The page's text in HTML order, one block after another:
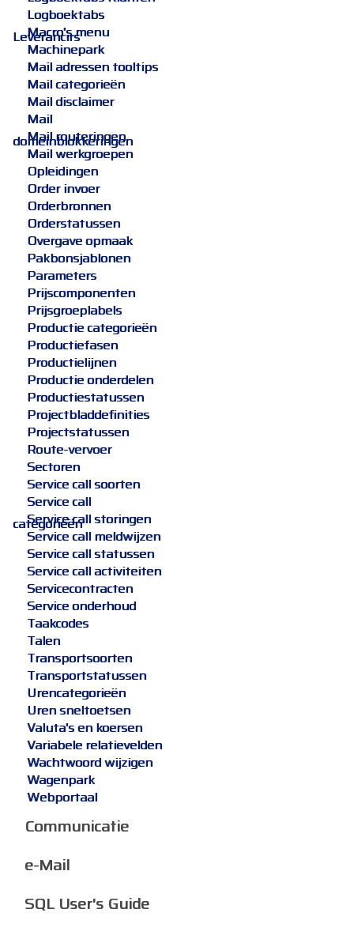
Logboektabs
Leverancirs
Macro's menu
Machinepark
Mail adressen tooltips
Mail categorieën
Mail disclaimer
Mail
domeinblokkeringen
Mail routeringen
Mail werkgroepen
Opleidingen
Order invoer
Orderbronnen
Orderstatussen
Overgave opmaak
Pakbonsjablonen
Parameters
Prijscomponenten
Prijsgroeplabels
Productie categorieën
Productiefasen
Productielijnen
Productie onderdelen
Productiestatussen
Projectbladdefinities
Projectstatussen
Route-vervoer
Sectoren
Service call soorten
Service call
categorieën
Service call storingen
Service call meldwijzen
Service call statussen
Service call activiteiten
Servicecontracten
Service onderhoud
Taakcodes
Talen
Transportsoorten
Transportstatussen
Urencategorieën
Uren sneltoetsen
Valuta's en koersen
Variabele relatievelden
Wachtwoord wijzigen
Wagenpark
Webportaal
Communicatie
e-Mail
SQL User's Guide